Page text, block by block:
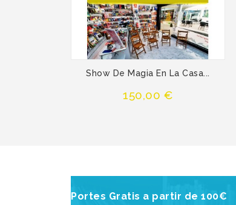
Show De Magia En La Casa...
Precio
150,00 €
Portes Gratis a partir de 100€